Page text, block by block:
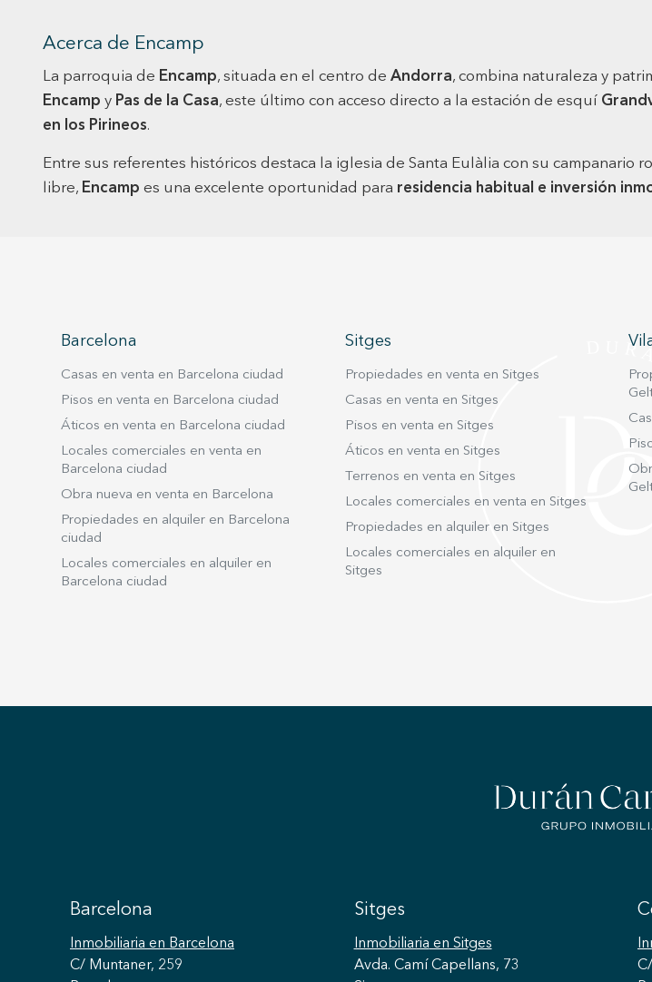
Acerca de Encamp
La parroquia de Encamp, situada en el centro de Andorra, combina naturaleza y
Encamp y Pas de la Casa, este último con acceso directo a la estación de esquí
en los Pirineos.
Entre sus referentes históricos destaca la iglesia de Santa Eulàlia con su campanario
libre, Encamp es una excelente oportunidad para residencia habitual e inversión
Barcelona
Casas en venta en Barcelona ciudad
Pisos en venta en Barcelona ciudad
Áticos en venta en Barcelona ciudad
Locales comerciales en venta en
Barcelona ciudad
Obra nueva en venta en Barcelona
Propiedades en alquiler en Barcelona
ciudad
Locales comerciales en alquiler en
Barcelona ciudad
Sitges
Propiedades en venta en Sitges
Casas en venta en Sitges
Pisos en venta en Sitges
Áticos en venta en Sitges
Terrenos en venta en Sitges
Locales comerciales en venta en Sitges
Propiedades en alquiler en Sitges
Locales comerciales en alquiler en
Sitges
Barcelona
Inmobiliaria en Barcelona
C/ Muntaner, 259
Sitges
Inmobiliaria en Sitges
Avda. Camí Capellans, 73